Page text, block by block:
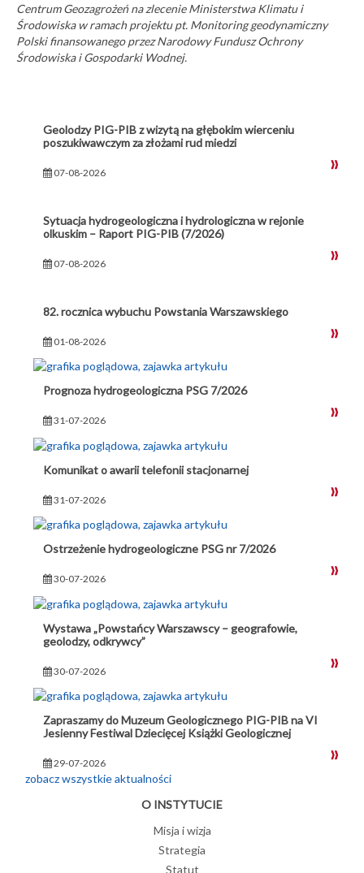
Centrum Geozagrożeń na zlecenie Ministerstwa Klimatu i
Środowiska w ramach projektu pt. Monitoring geodynamiczny
Polski finansowanego przez Narodowy Fundusz Ochrony
Środowiska i Gospodarki Wodnej.
Geolodzy PIG-PIB z wizytą na głębokim wierceniu
poszukiwawczym za złożami rud miedzi
07-08-2026
Sytuacja hydrogeologiczna i hydrologiczna w rejonie
olkuskim – Raport PIG-PIB (7/2026)
07-08-2026
82. rocznica wybuchu Powstania Warszawskiego
01-08-2026
Prognoza hydrogeologiczna PSG 7/2026
31-07-2026
Komunikat o awarii telefonii stacjonarnej
31-07-2026
Ostrzeżenie hydrogeologiczne PSG nr 7/2026
30-07-2026
Wystawa „Powstańcy Warszawscy – geografowie,
geolodzy, odkrywcy”
30-07-2026
Zapraszamy do Muzeum Geologicznego PIG-PIB na VI
Jesienny Festiwal Dziecięcej Książki Geologicznej
29-07-2026
zobacz wszystkie aktualności
O INSTYTUCIE
Misja i wizja
Strategia
Statut